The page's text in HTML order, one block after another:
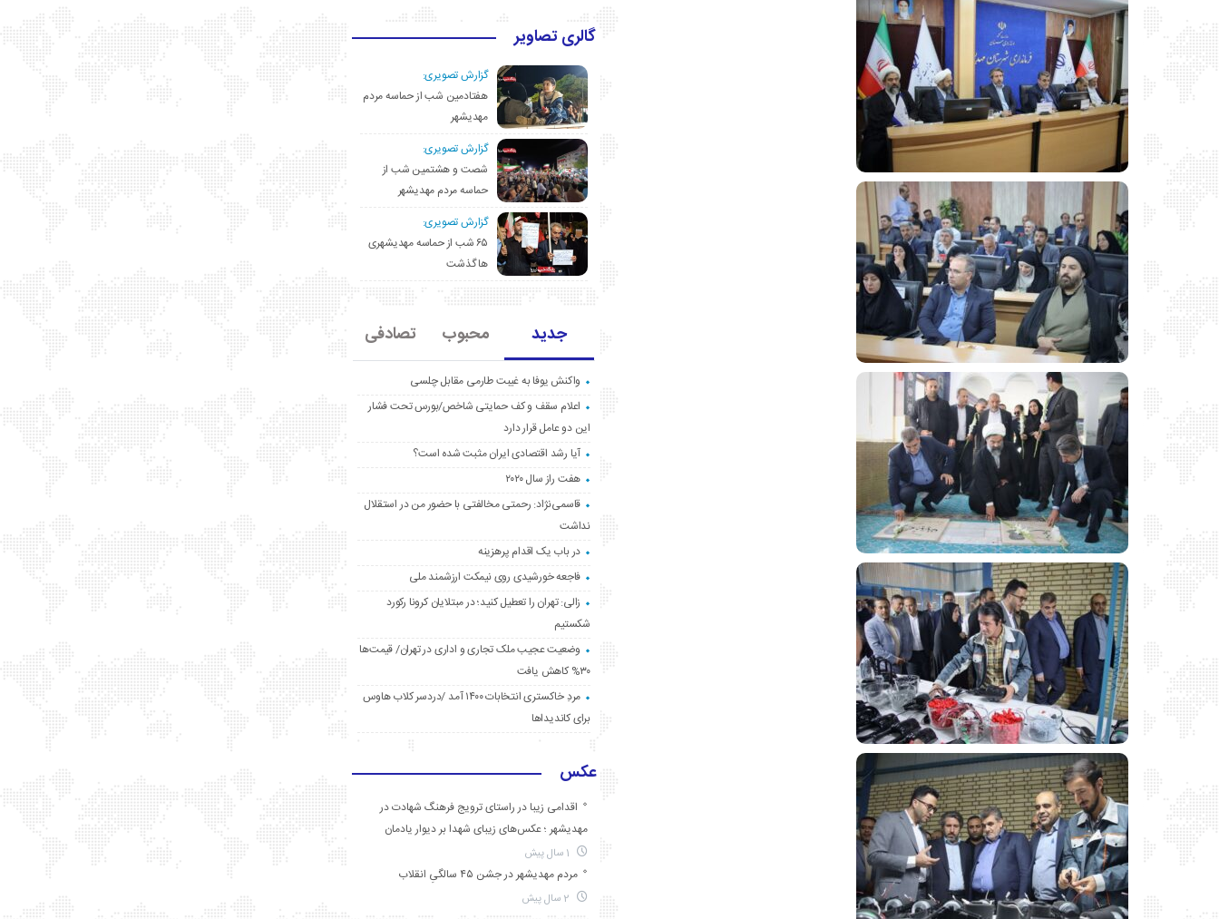
گالری تصاویر
گزارش تصویری:
هفتادمین شب از حماسه مردم
مهدیشهر
گزارش تصویری:
شصت و هشتمین شب از
حماسه مردم مهدیشهر
گزارش تصویری:
۶۵ شب از حماسه مهدیشهری
ها گذشت
جدید محبوب تصادفی
واکنش یوفا به غیبت طارمی مقابل چلسی
اعلام سقف و کف حمایتی شاخص/بورس تحت فشار
این دو عامل قرار دارد
آیا رشد اقتصادی ایران مثبت شده است؟
هفت راز سال ۲۰۲۰
قاسمی‌نژاد: رحمتی مخالفتی با حضور من در استقلال
نداشت
در باب یک اقدام پرهزینه
فاجعه خورشیدی روی نیمکت ارزشمند ملی
زالی: تهران را تعطیل کنید؛ در مبتلایان کرونا رکورد
شکستیم
وضعیت عجیب ملک تجاری و اداری در تهران/ قیمت‌ها
۳۰% کاهش یافت
مردِ خاکستری انتخابات ۱۴۰۰ آمد /دردسر کلاب هاوس
برای کاندیداها
عکس
اقدامی زیبا در راستای ترویج فرهنگ شهادت در
مهدیشهر ؛ عکس‌های زیبای شهدا بر دیوار یادمان
مردم مهدیشهر در جشن ۴۵ سالگیِ انقلاب